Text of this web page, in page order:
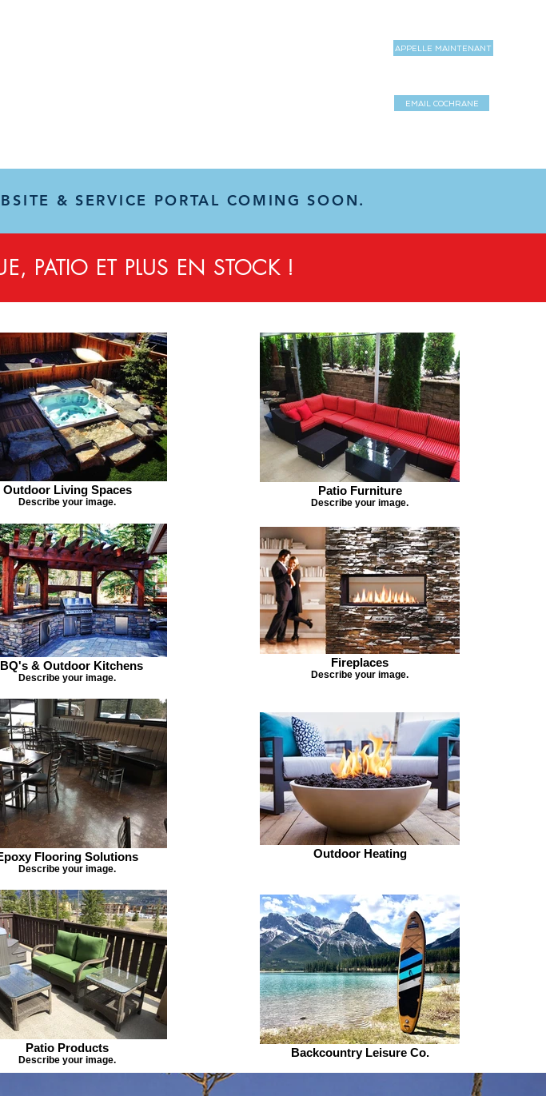
APPELLE MAINTENANT
EMAIL COCHRANE
& SERVICE PORTAL COMING SOON.
PATIO ET PLUS EN STOCK !
Outdoor Living Spaces
Describe your image.
Patio Furniture
Describe your image.
& Outdoor Kitchens
Describe your image.
Fireplaces
Describe your image.
Flooring Solutions
Describe your image.
Outdoor Heating
Patio Products
Describe your image.
Backcountry Leisure Co.